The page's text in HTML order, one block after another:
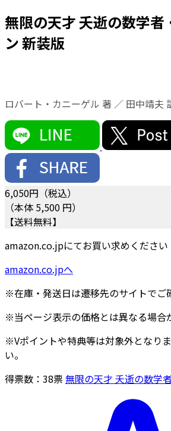
無限の天才 夭逝の数学者
ン 新装版
ロバート・カニーゲル 著 ／ 田中靖夫
6,050円（税込）
（本体 5,500 円）
【送料無料】
amazon.co.jpにてお買い求めください
amazon.co.jpへ
※在庫・発送日は遷移先のサイトでご
※当ページ表示の価格とは異なる場合
※Vポイントや特典等は対象外となり
い。
得票数： 38票無限の天才 夭逝の数学